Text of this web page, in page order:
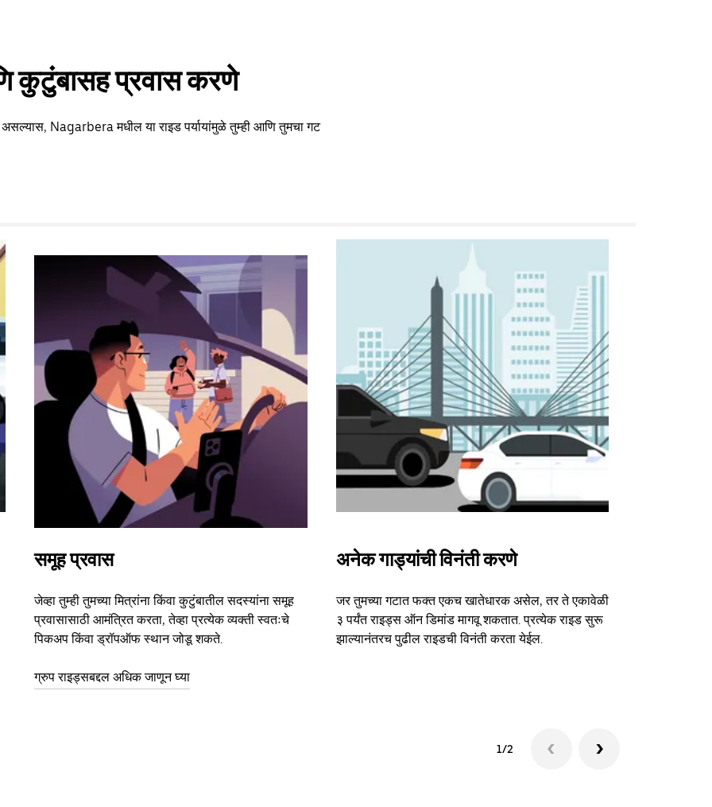
कुटुंबासह प्रवास करणे
असल्यास, Nagarbera मधील या राइड पर्यायांमुळे तुम्ही आणि तुमचा गट
समूह प्रवास
जेव्हा तुम्ही तुमच्या मित्रांना किंवा कुटुंबातील सदस्यांना समूह
प्रवासासाठी आमंत्रित करता, तेव्हा प्रत्येक व्यक्ती स्वतःचे
पिकअप किंवा ड्रॉपऑफ स्थान जोडू शकते.
ग्रुप राइड्सबद्दल अधिक जाणून घ्या
अनेक गाड्यांची विनंती करणे
जर तुमच्या गटात फक्त एकच खातेधारक असेल, तर ते एकावेळी
३ पर्यंत राइड्स ऑन डिमांड मागवू शकतात. प्रत्येक राइड सुरू
झाल्यानंतरच पुढील राइडची विनंती करता येईल.
1/2